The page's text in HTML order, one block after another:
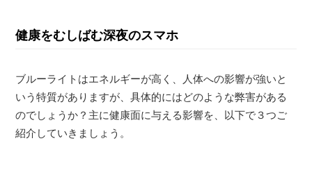
健康をむしばむ深夜のスマホ
ブルーライトはエネルギーが高く、人体への影響が強いと
いう特質がありますが、具体的にはどのような弊害がある
のでしょうか？主に健康面に与える影響を、以下で３つご
紹介していきましょう。